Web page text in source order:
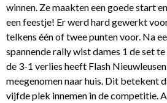
winnen. Ze maakten een goede start
een feestje! Er werd hard gewerkt
telkens één of twee punten voor. Na
spannende rally wist dames 1 de set
de 3-1 verlies heeft Flash
meegenomen naar huis. Dit betekent
vijfde plek innemen in de competitie.